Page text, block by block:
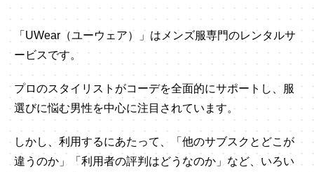
「UWear（ユーウェア）」はメンズ服専門のレンタルサ
ービスです。
プロのスタイリストがコーデを全面的にサポートし、服
選びに悩む男性を中心に注目されています。
しかし、利用するにあたって、「他のサブスクとどこが
違うのか」「利用者の評判はどうなのか」など、いろい